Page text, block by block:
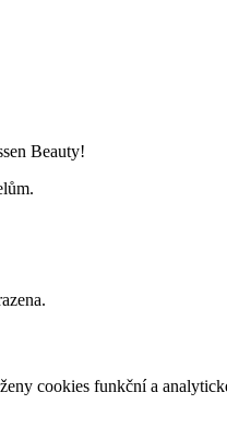
Beauty!
cookies funkční a